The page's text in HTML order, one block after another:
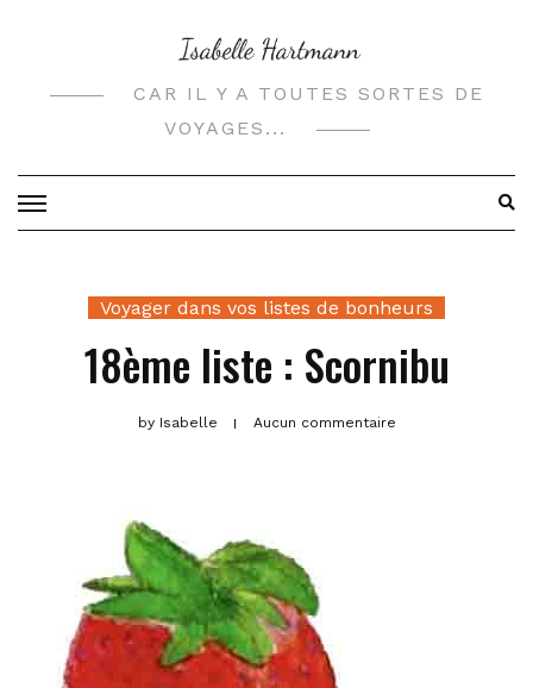
CAR IL Y A TOUTES SORTES DE
VOYAGES...
Voyager dans vos listes de bonheurs
18ème liste : Scornibu
byIsabelle Aucun commentaire